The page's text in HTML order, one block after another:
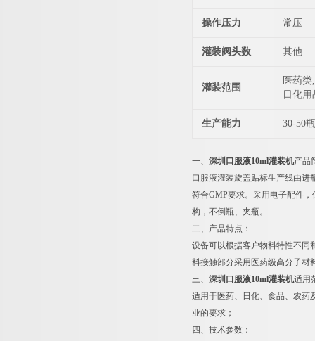
操作压力 常压
灌装阀头数 其他
灌装范围
医药
日化
生产能力 30-50
一、 深圳口服液10ml灌装机产品
口服液灌装旋盖贴标生产线由进
符合GMP要求。采用电子配件
构，不倒瓶、夹瓶。
二、产品特点：
设备可以根据客户物料特性不同
料接触部分采用医药级高分子材
三、 深圳口服液10ml灌装机适用
适用于医药、日化、食品、农药
业的要求；
四、技术参数：